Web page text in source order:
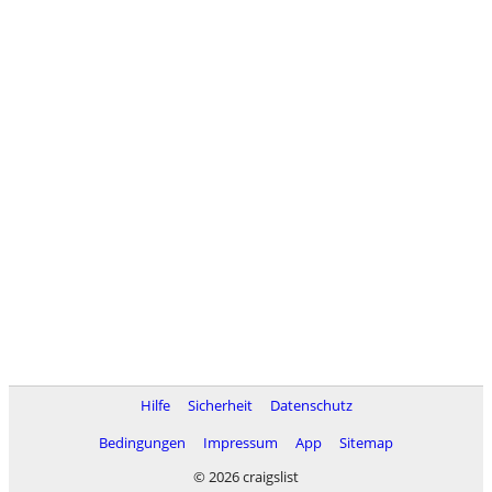
Hilfe Sicherheit
Datenschutz
Bedingungen
Impressum App
Sitemap
© 2026 craigslist